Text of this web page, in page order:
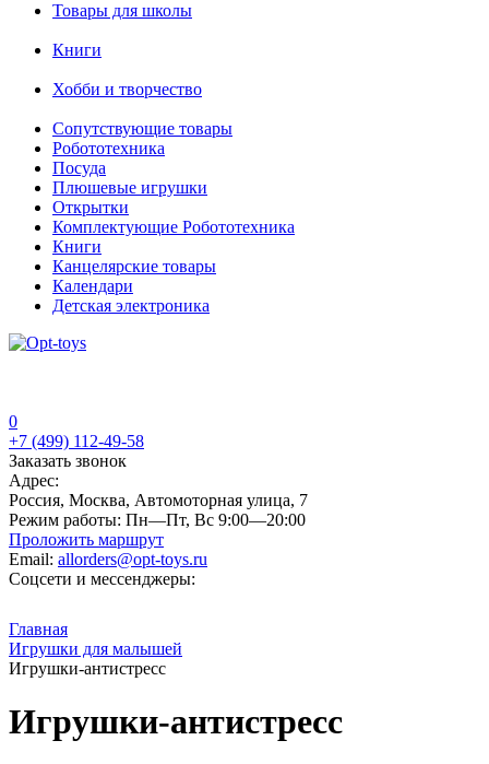
Товары для школы
Книги
Хобби и творчество
Сопутствующие товары
Робототехника
Посуда
Плюшевые игрушки
Открытки
Комплектующие Робототехника
Книги
Канцелярские товары
Календари
Детская электроника
0
+7 (499) 112-49-58
Заказать звонок
Адрес:
Россия, Москва, Автомоторная улица, 7
Режим работы: Пн—Пт, Вс 9:00—20:00
Проложить маршрут
Email: allorders@opt-toys.ru
Соцсети и мессенджеры:
Главная
Игрушки для малышей
Игрушки-антистресс
Игрушки-антистресс